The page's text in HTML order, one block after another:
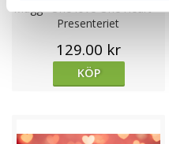
Mugg "One love One Heart" -
Presenteriet
129.00 kr
KÖP